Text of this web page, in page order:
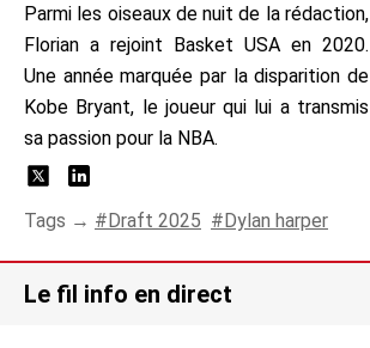
Parmi les oiseaux de nuit de la rédaction,
Florian a rejoint Basket USA en 2020.
Une année marquée par la disparition de
Kobe Bryant, le joueur qui lui a transmis
sa passion pour la NBA.
Tags → Draft 2025 Dylan harper
Le fil info en direct